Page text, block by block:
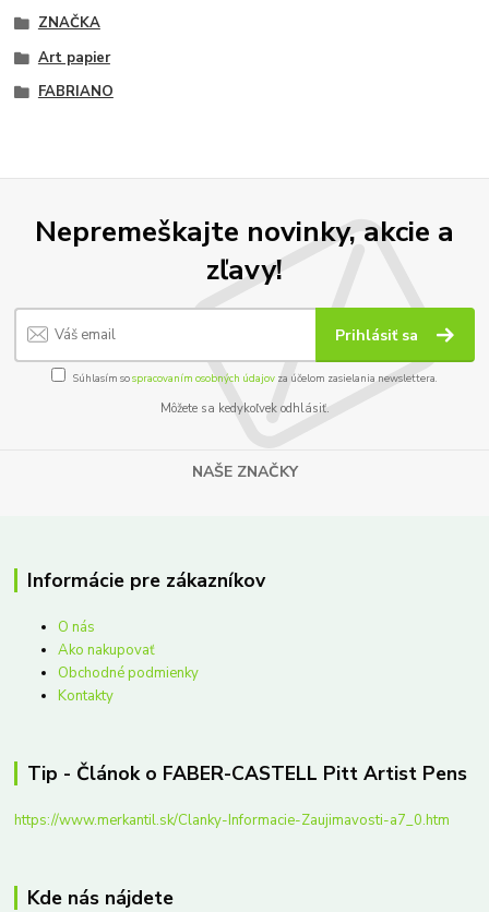
ZNAČKA
Art papier
FABRIANO
Nepremeškajte novinky, akcie a
zľavy!
Prihlásiť sa
Súhlasím sospracovaním osobných údajov za účelom zasielania newslettera.
Môžete sa kedykoľvek odhlásiť.
NAŠE ZNAČKY
Informácie pre zákazníkov
O nás
Ako nakupovať
Obchodné podmienky
Kontakty
Tip - Článok o FABER-CASTELL Pitt Artist Pens
https://www.merkantil.sk/Clanky-Informacie-Zaujimavosti-a7_0.htm
Kde nás nájdete